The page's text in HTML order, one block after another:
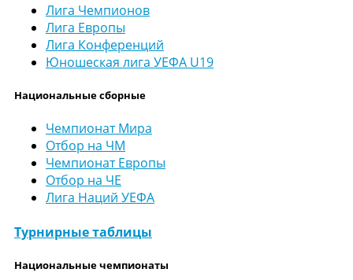
Лига Чемпионов
Лига Европы
Лига Конференций
Юношеская лига УЕФА U19
Национальные сборные
Чемпионат Мира
Отбор на ЧМ
Чемпионат Европы
Отбор на ЧЕ
Лига Наций УЕФА
Турнирные таблицы
Национальные чемпионаты